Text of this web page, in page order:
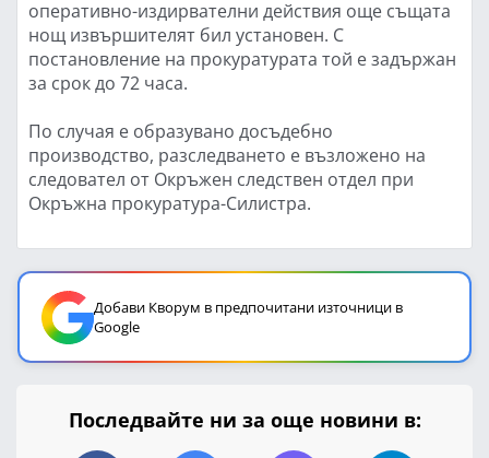
оперативно-издирвателни действия още същата
нощ извършителят бил установен. С
постановление на прокуратурата той е задържан
за срок до 72 часа.
По случая е образувано досъдебно
производство, разследването е възложено на
следовател от Окръжен следствен отдел при
Окръжна прокуратура-Силистра.
Добави Кворум в предпочитани източници в
Google
Последвайте ни за още новини в: